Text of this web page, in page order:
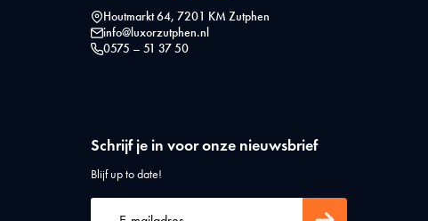
Houtmarkt 64, 7201 KM Zutphen
info@luxorzutphen.nl
0575 – 51 37 50
Schrijf je in voor onze nieuwsbrief
Blijf up to date!